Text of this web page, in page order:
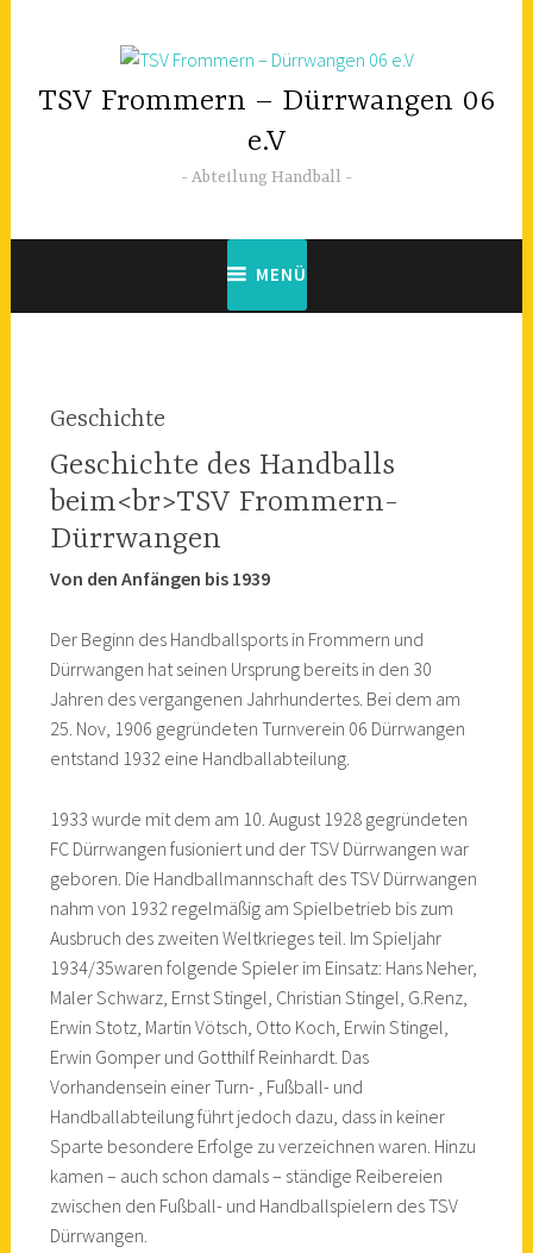
TSV Frommern – Dürrwangen 06
e.V
Abteilung Handball
MENÜ
Geschichte
Geschichte des Handballs
beim<br>TSV Frommern-
Dürrwangen
Von den Anfängen bis 1939
Der Beginn des Handballsports in Frommern und
Dürrwangen hat seinen Ursprung bereits in den 30
Jahren des vergangenen Jahrhundertes. Bei dem am
25. Nov, 1906 gegründeten Turnverein 06 Dürrwangen
entstand 1932 eine Handballabteilung.
1933 wurde mit dem am 10. August 1928 gegründeten
FC Dürrwangen fusioniert und der TSV Dürrwangen war
geboren. Die Handballmannschaft des TSV Dürrwangen
nahm von 1932 regelmäßig am Spielbetrieb bis zum
Ausbruch des zweiten Weltkrieges teil. Im Spieljahr
1934/35waren folgende Spieler im Einsatz: Hans Neher,
Maler Schwarz, Ernst Stingel, Christian Stingel, G.Renz,
Erwin Stotz, Martin Vötsch, Otto Koch, Erwin Stingel,
Erwin Gomper und Gotthilf Reinhardt. Das
Vorhandensein einer Turn- , Fußball- und
Handballabteilung führt jedoch dazu, dass in keiner
Sparte besondere Erfolge zu verzeichnen waren. Hinzu
kamen – auch schon damals – ständige Reibereien
zwischen den Fußball- und Handballspielern des TSV
Dürrwangen.